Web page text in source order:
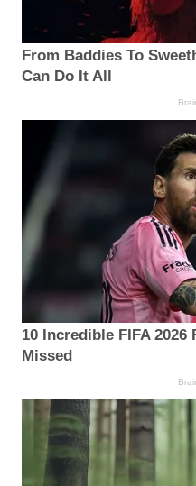
From Baddies To
Can Do It All
10 Incredible FIFA 2026
Missed